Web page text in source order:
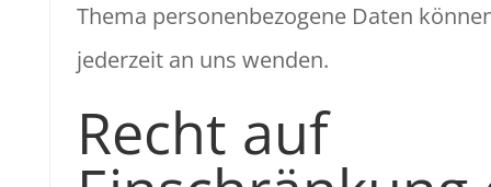
Thema personenbezogene Daten
jederzeit an uns wenden.
Recht auf